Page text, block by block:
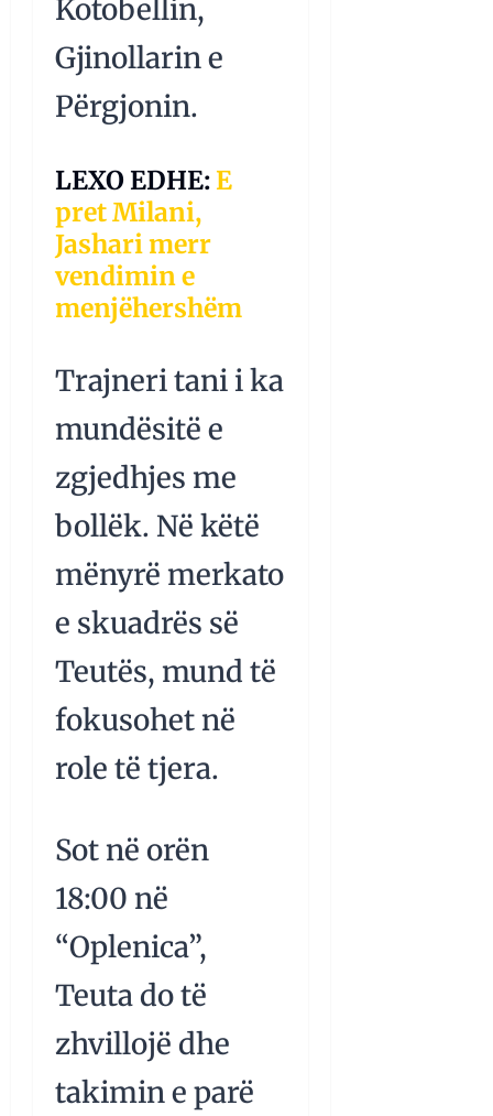
Kotobellin,
Gjinollarin e
Përgjonin.
LEXO EDHE: E
pret Milani,
Jashari merr
vendimin e
menjëhershëm
Trajneri tani i ka
mundësitë e
zgjedhjes me
bollëk. Në këtë
mënyrë merkato
e skuadrës së
Teutës, mund të
fokusohet në
role të tjera.
Sot në orën
18:00 në
“Oplenica”,
Teuta do të
zhvillojë dhe
takimin e parë